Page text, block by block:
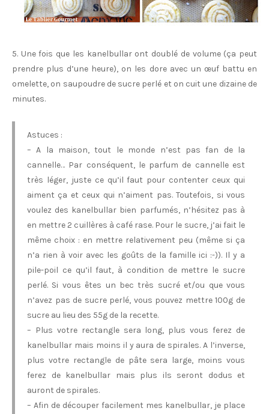
5. Une fois que les kanelbullar ont doublé de volume (ça peut
prendre plus d’une heure), on les dore avec un œuf battu en
omelette, on saupoudre de sucre perlé et on cuit une dizaine de
minutes.
Astuces :
– A la maison, tout le monde n’est pas fan de la
cannelle… Par conséquent, le parfum de cannelle est
très léger, juste ce qu’il faut pour contenter ceux qui
aiment ça et ceux qui n’aiment pas. Toutefois, si vous
voulez des kanelbullar bien parfumés, n’hésitez pas à
en mettre 2 cuillères à café rase. Pour le sucre, j’ai fait le
même choix : en mettre relativement peu (même si ça
n’a rien à voir avec les goûts de la famille ici :-)). Il y a
pile-poil ce qu’il faut, à condition de mettre le sucre
perlé. Si vous êtes un bec très sucré et/ou que vous
n’avez pas de sucre perlé, vous pouvez mettre 100g de
sucre au lieu des 55g de la recette.
– Plus votre rectangle sera long, plus vous ferez de
kanelbullar mais moins il y aura de spirales. A l’inverse,
plus votre rectangle de pâte sera large, moins vous
ferez de kanelbullar mais plus ils seront dodus et
auront de spirales.
– Afin de découper facilement mes kanelbullar, je place